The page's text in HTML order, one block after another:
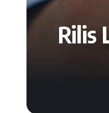
Rilis